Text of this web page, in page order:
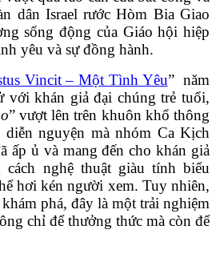
dân Israel rước Hòm Bia Giao
sống động của Giáo hội hiệp
yêu và sự đồng hành.
Vincit – Một Tình Yêu” năm
với khán giả đại chúng trẻ tuổi,
” vượt lên trên khuôn khổ thông
nguyện mà nhóm Ca Kịch
ấp ủ và mang đến cho khán giả
nghệ thuật giàu tính biểu
hơi kén người xem. Tuy nhiên,
phá, đây là một trải nghiệm
chỉ để thưởng thức mà còn để